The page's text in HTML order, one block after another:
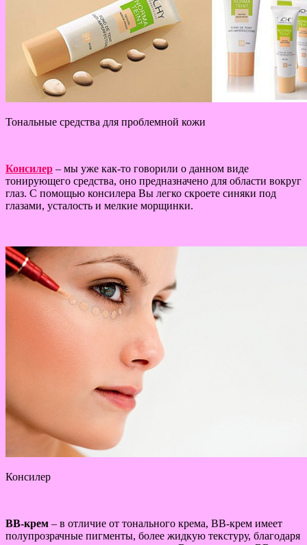
Тональные средства для проблемной кожи
Консилер – мы уже как-то говорили о данном виде
тонирующего средства, оно предназначено для области вокруг
глаз. С помощью консилера Вы легко скроете синяки под
глазами, усталость и мелкие морщинки.
Консилер
ВВ-крем – в отличие от тонального крема, ВВ-крем имеет
полупрозрачные пигменты, более жидкую текстуру, благодаря